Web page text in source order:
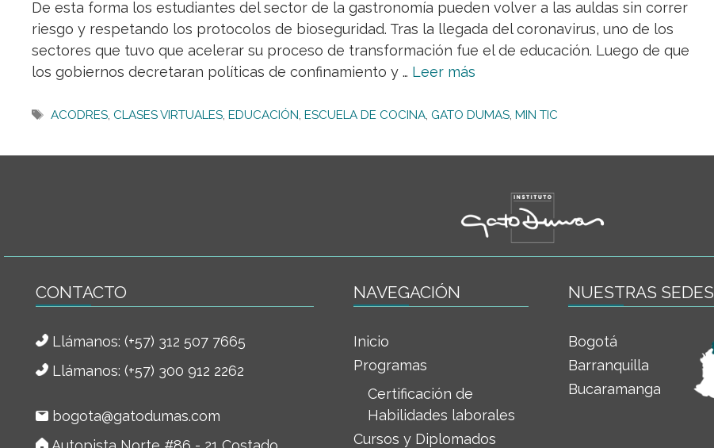
De esta forma los estudiantes del sector de la gastronomía pueden volver a las auldas sin correr
riesgo y respetando los protocolos de bioseguridad. Tras la llegada del coronavirus, uno de los
sectores que tuvo que acelerar su proceso de transformación fue el de educación. Luego de que
los gobiernos decretaran políticas de confinamiento y … Leer más
Etiquetas
ACODRES,CLASES VIRTUALES, EDUCACIÓN, ESCUELA DE COCINA,GATO DUMAS, MIN TIC
CONTACTO
Llámanos: (+57) 312 507 7665
Llámanos: (+57) 300 912 2262
bogota@gatodumas.com
NAVEGACIÓN
Inicio
Programas
Certificación de
Habilidades laborales
Cursos y Diplomados
NUESTRAS SEDES
Bogotá
Barranquilla
Bucaramanga